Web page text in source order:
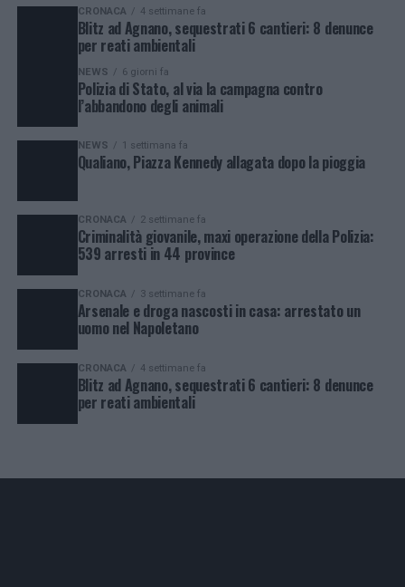
CRONACA 4 settimane fa
Blitz ad Agnano, sequestrati 6 cantieri: 8 denunce
per reati ambientali
NEWS 6 giorni fa
Polizia di Stato, al via la campagna contro
l’abbandono degli animali
NEWS 1 settimana fa
Qualiano, Piazza Kennedy allagata dopo la pioggia
CRONACA 2 settimane fa
Criminalità giovanile, maxi operazione della Polizia:
539 arresti in 44 province
CRONACA 3 settimane fa
Arsenale e droga nascosti in casa: arrestato un
uomo nel Napoletano
CRONACA 4 settimane fa
Blitz ad Agnano, sequestrati 6 cantieri: 8 denunce
per reati ambientali